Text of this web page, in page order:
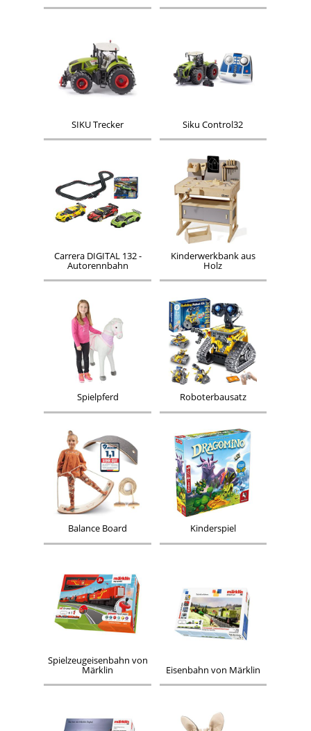
SIKU Trecker Siku Control32
Carrera DIGITAL 132 -
Autorennbahn
Kinderwerkbank aus
Holz
Spielpferd Roboterbausatz
Balance Board Kinderspiel
Spielzeugeisenbahn von
Märklin
Eisenbahn von Märklin